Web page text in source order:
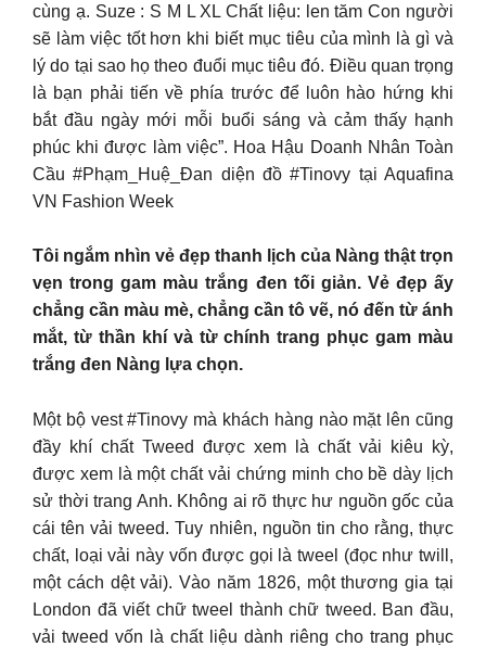
cùng ạ. Suze : S M L XL Chất liệu: len tăm Con người
sẽ làm việc tốt hơn khi biết mục tiêu của mình là gì và
lý do tại sao họ theo đuổi mục tiêu đó. Điều quan trọng
là bạn phải tiến về phía trước để luôn hào hứng khi
bắt đầu ngày mới mỗi buổi sáng và cảm thấy hạnh
phúc khi được làm việc”. Hoa Hậu Doanh Nhân Toàn
Cầu #Phạm_Huệ_Đan diện đồ #Tinovy tại Aquafina
VN Fashion Week
Tôi ngắm nhìn vẻ đẹp thanh lịch của Nàng thật trọn
vẹn trong gam màu trắng đen tối giản. Vẻ đẹp ấy
chẳng cần màu mè, chẳng cần tô vẽ, nó đến từ ánh
mắt, từ thần khí và từ chính trang phục gam màu
trắng đen Nàng lựa chọn.
Một bộ vest #Tinovy mà khách hàng nào mặt lên cũng
đầy khí chất Tweed được xem là chất vải kiêu kỳ,
được xem là một chất vải chứng minh cho bề dày lịch
sử thời trang Anh. Không ai rõ thực hư nguồn gốc của
cái tên vải tweed. Tuy nhiên, nguồn tin cho rằng, thực
chất, loại vải này vốn được gọi là tweel (đọc như twill,
một cách dệt vải). Vào năm 1826, một thương gia tại
London đã viết chữ tweel thành chữ tweed. Ban đầu,
vải tweed vốn là chất liệu dành riêng cho trang phục